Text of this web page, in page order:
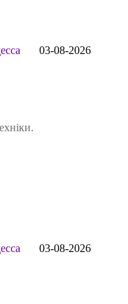
03-08-2026
03-08-2026